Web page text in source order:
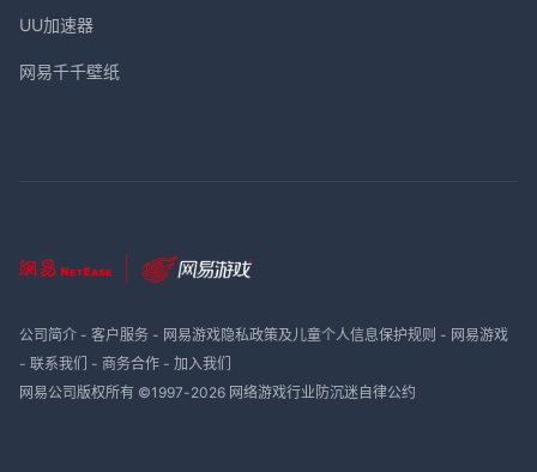
UU加速器
网易千千壁纸
公司简介- 客户服务- 网易游戏隐私政策及儿童个人信息保护规则 - 网易游戏
- 联系我们 - 商务合作- 加入我们
网易公司版权所有 ©1997-2026 网络游戏行业防沉迷自律公约